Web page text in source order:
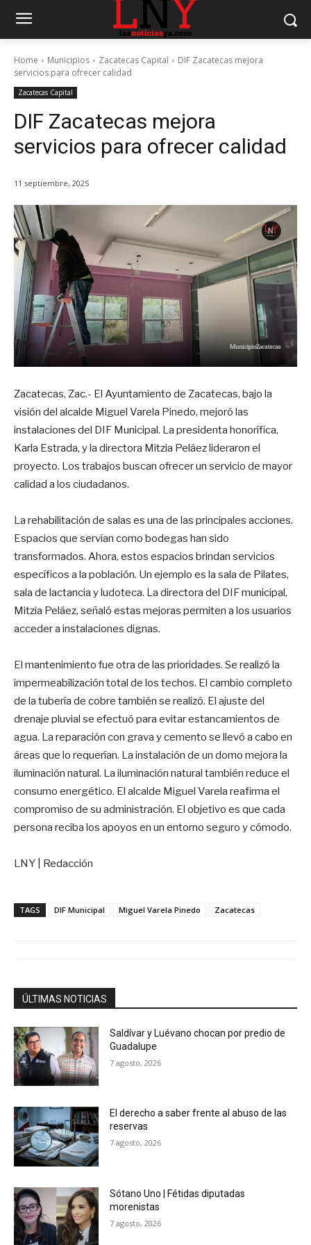
Home Municipios Zacatecas Capital
DIF Zacatecas mejora
servicios para ofrecer calidad
Zacatecas Capital
DIF Zacatecas mejora
servicios para ofrecer calidad
11 septiembre, 2025
Zacatecas, Zac.- El Ayuntamiento de Zacatecas, bajo la
visión del alcalde Miguel Varela Pinedo, mejoró las
instalaciones del DIF Municipal. La presidenta honorífica,
Karla Estrada, y la directora Mitzia Peláez lideraron el
proyecto. Los trabajos buscan ofrecer un servicio de mayor
calidad a los ciudadanos.
La rehabilitación de salas es una de las principales acciones.
Espacios que servían como bodegas han sido
transformados. Ahora, estos espacios brindan servicios
específicos a la población. Un ejemplo es la sala de Pilates,
sala de lactancia y ludoteca. La directora del DIF municipal,
Mitzia Peláez, señaló estas mejoras permiten a los usuarios
acceder a instalaciones dignas.
El mantenimiento fue otra de las prioridades. Se realizó la
impermeabilización total de los techos. El cambio completo
de la tubería de cobre también se realizó. El ajuste del
drenaje pluvial se efectuó para evitar estancamientos de
agua. La reparación con grava y cemento se llevó a cabo en
áreas que lo requerían. La instalación de un domo mejora la
iluminación natural. La iluminación natural también reduce el
consumo energético. El alcalde Miguel Varela reafirma el
compromiso de su administración. El objetivo es que cada
persona reciba los apoyos en un entorno seguro y cómodo.
LNY | Redacción
TAGS DIF Municipal Miguel Varela Pinedo Zacatecas
ÚLTIMAS NOTICIAS
Saldívar y Luévano chocan por predio de
Guadalupe
7 agosto, 2026
El derecho a saber frente al abuso de las
reservas
7 agosto, 2026
Sótano Uno | Fétidas diputadas
morenistas
7 agosto, 2026